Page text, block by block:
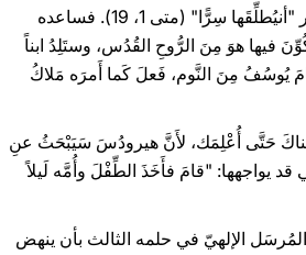
، بل قرّر "أنيُطلِّقَها سِرًّا" (متى 1، 19). فساعده
فيها هوَ مِنَ الرُّوحِ القُدُس، وستَلِدُ ابناً
21). وكانت إجابته فوريّة: "لمَّا قامَ يُوسُفُ مِنَ النَّوم، فَعلَ كَما أَمرَه مَلاكُ
حَتَّى أُعْلِمَك، لأَنَّ هيرودُسَ سَيَبْحَثُ عنِ
التي قد يواجهها: "قامَ فأَخَذَ الطِّفْلَ وأُمَّه لَيلاً
الإلهيّ في حلمه الثالث بأن ينهض